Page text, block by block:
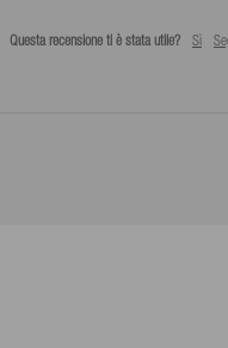
Questa recensione ti è stata utile? Sì